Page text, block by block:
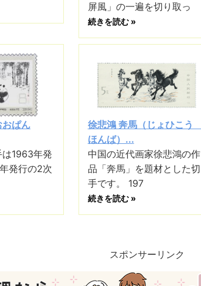
屏風」の一遍を切り取っ
続きを読む »
おぱん
1963年発
発行の2次
徐悲鴻 奔馬（じょひこう
ほんば）...
中国の近代画家徐悲鴻の作
品「奔馬」を題材とした切
手です。 197
続きを読む »
スポンサーリンク